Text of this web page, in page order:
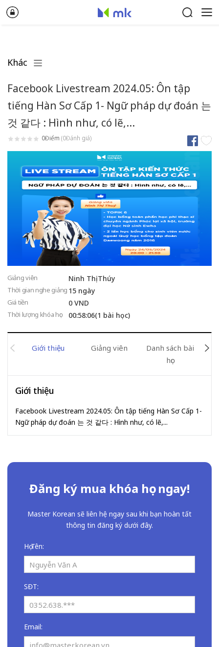
Khác
Facebook Livestream 2024.05: Ôn tập
tiếng Hàn Sơ Cấp 1- Ngữ pháp dự đoán 는
것 같다 : Hình như, có lẽ,...
0Điểm (0Đánh giá)
Giảng viên Ninh Thị Thúy
Thời gian nghe giảng 15 ngày
Giá tiền 0 VND
Thời lượng khóa học 00:58:06(1 bài học)
Giới thiệu Giảng viên
Danh sách bài
học
Giới thiệu
Facebook Livestream 2024.05: Ôn tập tiếng Hàn Sơ Cấp 1-
Ngữ pháp dự đoán 는 것 같다 : Hình như, có lẽ,...
Đăng ký mua khóa học ngay!
Master Korean sẽ liên hệ ngay sau khi bạn hoàn tất
thông tin đăng ký dưới đây.
Họ Tên:
SĐT:
Email: